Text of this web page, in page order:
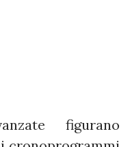
figurano